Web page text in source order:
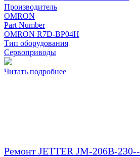
Производитель
OMRON
Part Number
OMRON R7D-BP04H
Тип оборудования
Сервоприводы
Читать подробнее
Ремонт JETTER JM-206B-230--